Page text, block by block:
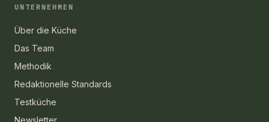
UNTERNEHMEN
Über die Küche
Das Team
Methodik
Redaktionelle Standards
Testküche
Newsletter